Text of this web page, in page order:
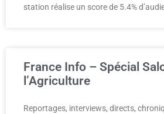
station réalise un score de 5.4%
France Info – Spécial
l’Agriculture
Reportages, interviews, directs,